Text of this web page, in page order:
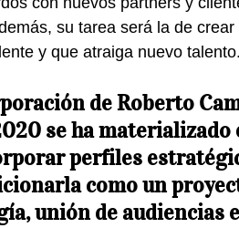
su tarea será la de
y que atraiga nuevo talento.
de Roberto
se ha
perfiles
como un
unión de audiencias